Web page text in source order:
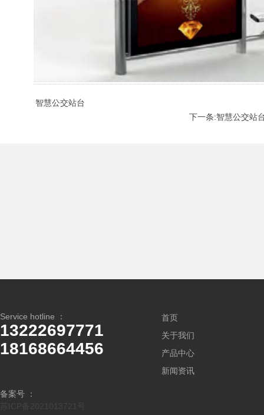
智慧公交站台
下一条:智慧公交站
Service hotline ：
13222697771
18168664456
备案号 ：
首页
关于我们
产品中心
新闻资讯